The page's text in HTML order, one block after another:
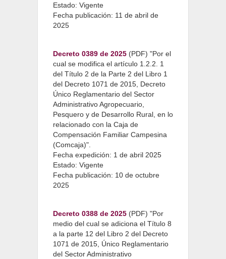
Estado: Vigente
Fecha publicación: 11 de abril de
2025
Decreto 0389 de 2025(PDF) "Por el
cual se modifica el artículo 1.2.2. 1
del Título 2 de la Parte 2 del Libro 1
del Decreto 1071 de 2015, Decreto
Único Reglamentario del Sector
Administrativo Agropecuario,
Pesquero y de Desarrollo Rural, en lo
relacionado con la Caja de
Compensación Familiar Campesina
(Comcaja)".
Fecha expedición: 1 de abril 2025
Estado: Vigente
Fecha publicación: 10 de octubre
2025
Decreto 0388 de 2025(PDF) "Por
medio del cual se adiciona el Título 8
a la parte 12 del Libro 2 del Decreto
1071 de 2015, Único Reglamentario
del Sector Administrativo